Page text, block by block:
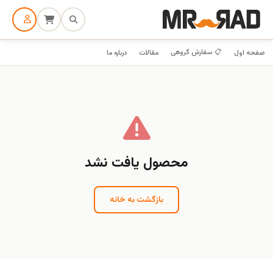
صفحه اول 📋 سفارش گروهی مقالات درباره ما
محصول یافت نشد
بازگشت به خانه